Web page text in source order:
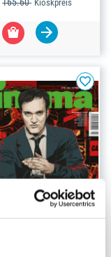
Kioskpreis